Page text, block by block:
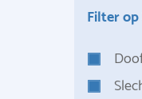
Filter